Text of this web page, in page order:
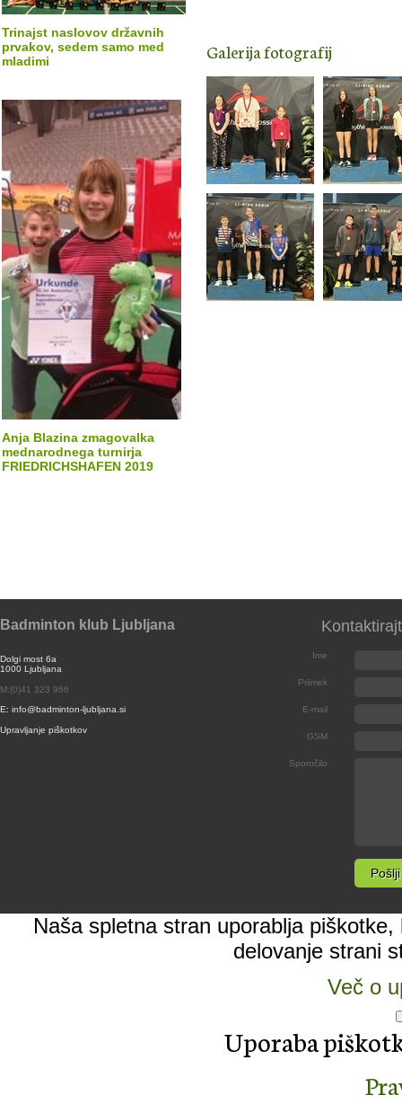
Trinajst naslovov državnih
prvakov, sedem samo med
mladimi
Anja Blazina zmagovalka
mednarodnega turnirja
FRIEDRICHSHAFEN 2019
Galerija fotografij
Badminton klub Ljubljana
Dolgi most 6a
1000 Ljubljana
M:(0)41 323 966
E: info@badminton-ljubljana.si
Upravljanje piškotkov
Ime
Priimek
E-mail
GSM
Sporočilo
Naša spletna stran uporablja
delovanje strani
Več o
Uporaba